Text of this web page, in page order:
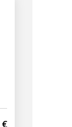
€